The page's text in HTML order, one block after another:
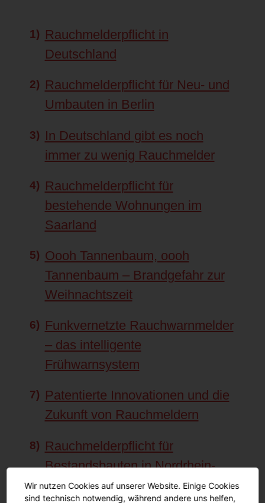
Rauchmelderpflicht in
Deutschland
Rauchmelderpflicht für Neu- und
Umbauten in Berlin
In Deutschland gibt es noch
immer zu wenig Rauchmelder
Rauchmelderpflicht für
bestehende Wohnungen im
Saarland
Oooh Tannenbaum, oooh
Tannenbaum – Brandgefahr zur
Weihnachtszeit
Funkvernetzte Rauchwarnmelder
– das intelligente
Frühwarnsystem
Patentierte Innovationen und die
Zukunft von Rauchmeldern
Rauchmelderpflicht für
Bestandsbauten in Nordrhein-
Westfalen
Wir nutzen Cookies auf unserer Website. Einige Cookies
sind technisch notwendig, während andere uns helfen,